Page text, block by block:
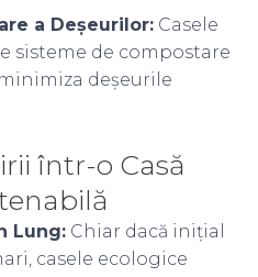
a Deșeurilor: Casele
sisteme de compostare
deșeurile
într-o Casă
Lung: Chiar dacă inițial
casele ecologice